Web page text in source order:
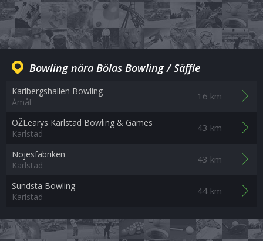
Bowling nära Bölas Bowling / Säffle
Karlbergshallen Bowling
Åmål
16 km
OŽLearys Karlstad Bowling & Games
Karlstad
43 km
Nöjesfabriken
Karlstad
43 km
Sundsta Bowling
Karlstad
44 km